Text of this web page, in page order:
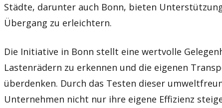
Städte, darunter auch Bonn, bieten
Übergang zu erleichtern.
Die Initiative in Bonn stellt eine wertvolle
Lastenrädern zu erkennen und die eigenen
überdenken. Durch das Testen dieser
Unternehmen nicht nur ihre eigene Effizienz